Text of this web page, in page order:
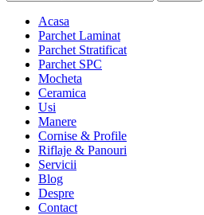
Acasa
Parchet Laminat
Parchet Stratificat
Parchet SPC
Mocheta
Ceramica
Usi
Manere
Cornise & Profile
Riflaje & Panouri
Servicii
Blog
Despre
Contact